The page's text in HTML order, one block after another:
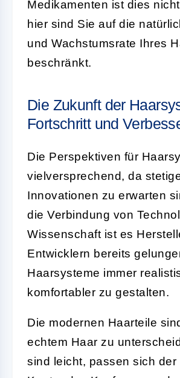
Medikamenten ist dies
hier sind Sie auf die
und Wachstumsrate Ihres
beschränkt.
Die Zukunft der
Fortschritt und
Die Perspektiven für
vielversprechend, da
Innovationen zu erwarten
die Verbindung von
Wissenschaft ist es
Entwicklern bereits
Haarsysteme immer
komfortabler zu gestalten.
Die modernen Haarteile
echtem Haar zu
sind leicht, passen sich der